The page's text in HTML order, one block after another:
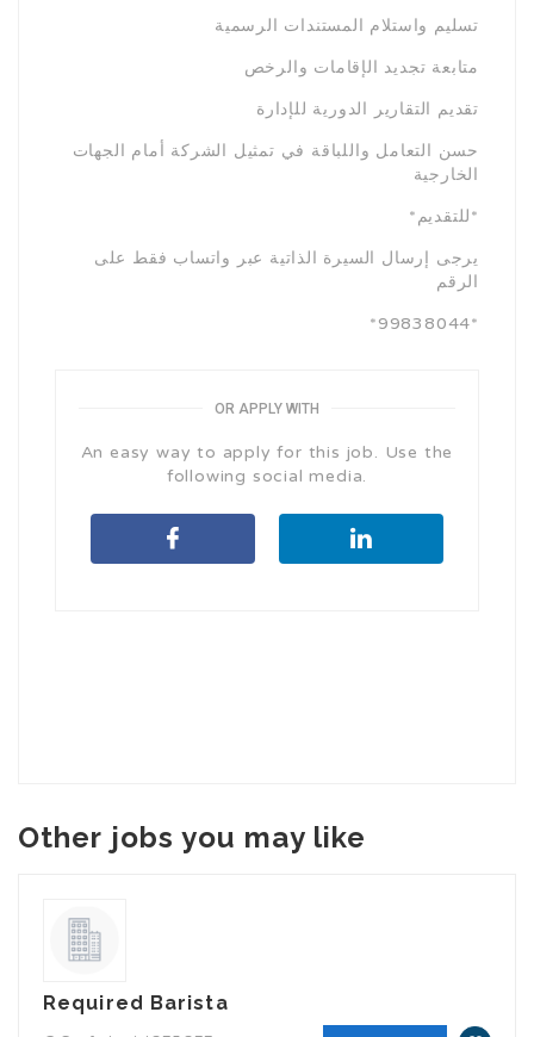
تسليم واستلام المستندات الرسمية
متابعة تجديد الإقامات والرخص
تقديم التقارير الدورية للإدارة
الخارجية
*للتقديم*
يرجى إرسال السيرة الذاتية عبر واتساب فقط على
الرقم
*99838044*
OR APPLY WITH
An easy way to apply for this job. Use the
following social media.
Other jobs you may like
Required Barista